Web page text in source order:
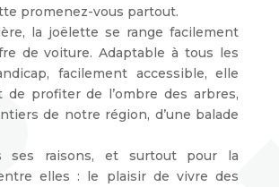
promenez-vous partout.
la joëlette se range facilement
de voiture. Adaptable à tous les
facilement accessible, elle
de profiter de l’ombre des arbres,
de notre région, d’une balade
ses raisons, et surtout pour la
elles : le plaisir de vivre des